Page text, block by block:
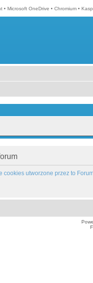
• Microsoft OneDrive • Chromium •
cookies utworzone przez to